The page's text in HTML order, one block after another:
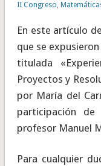
II Congreso,
En este artículo
que se
titulada
Proyectos y
por María del
participación de
profesor Manuel
Para cualquier